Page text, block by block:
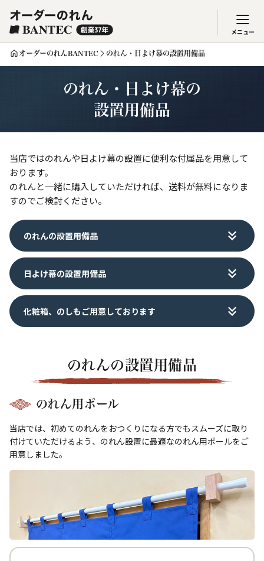
メニュー
オーダーのれんBANTEC のれん・日よけ幕の設置用備品
のれん・日よけ幕の
設置用備品
当店ではのれんや日よけ幕の設置に便利な付属品を用意して
おります。
のれんと一緒に購入していただければ、送料が無料になりま
すのでご検討ください。
のれんの設置用備品
日よけ幕の設置用備品
化粧箱、のしもご用意しております
のれんの設置用備品
のれん用ポール
当店では、初めてのれんをおつくりになる方でもスムーズに取り
付けていただけるよう、のれん設置に最適なのれん用ポールをご
用意しました。